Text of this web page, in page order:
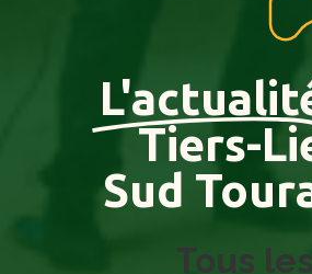
Tiers-
Sud
Tous